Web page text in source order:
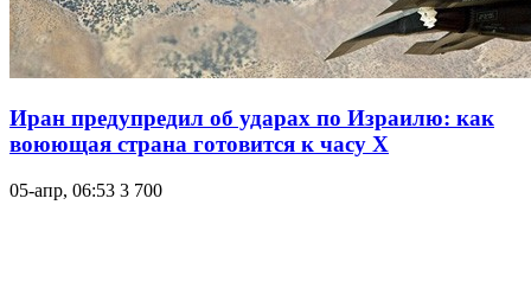
Иран предупредил об ударах по Израилю: как
воюющая страна готовится к часу Х
05-апр, 06:53 3 700